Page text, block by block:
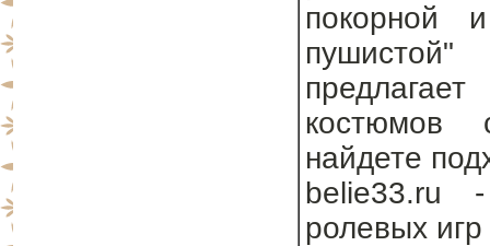
покорной
костюмов
найдете
belie33.ru
ролевых игр